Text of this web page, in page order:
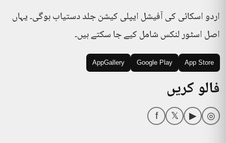
اردو اسکائی کی آفیشل ایپلی کیشن جلد دستیاب ہوگی۔ یہاں
اصل اسٹور لنکس شامل کیے جا سکتے ہیں۔
App Store
Google Play
AppGallery
فالو کریں
◎
▶
𝕏
f